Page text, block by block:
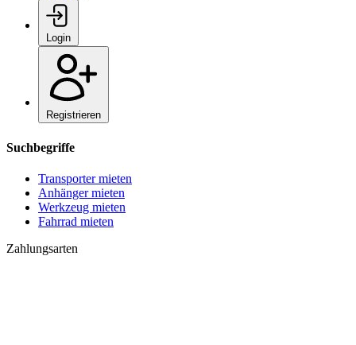
Login
Registrieren
Suchbegriffe
Transporter mieten
Anhänger mieten
Werkzeug mieten
Fahrrad mieten
Zahlungsarten